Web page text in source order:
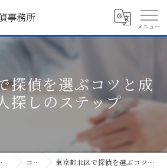
探偵を選ぶコツと成
探しのステップ
偵事務所 コラム 東京都北区で探偵を選ぶコツと成功する人探しのステップ